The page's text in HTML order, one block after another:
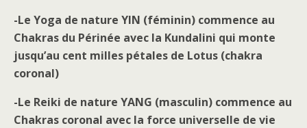
-Le Yoga de nature YIN (féminin) commence au
Chakras du Périnée avec la Kundalini qui monte
jusqu’au cent milles pétales de Lotus (chakra
coronal)
-Le Reiki de nature YANG (masculin) commence au
Chakras coronal avec la force universelle de vie